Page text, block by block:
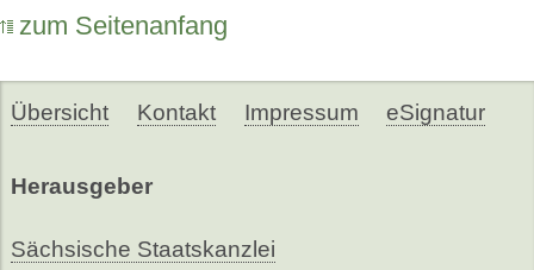
zum Seitenanfang
Übersicht Kontakt Impressum eSignatur
Herausgeber
Sächsische Staatskanzlei